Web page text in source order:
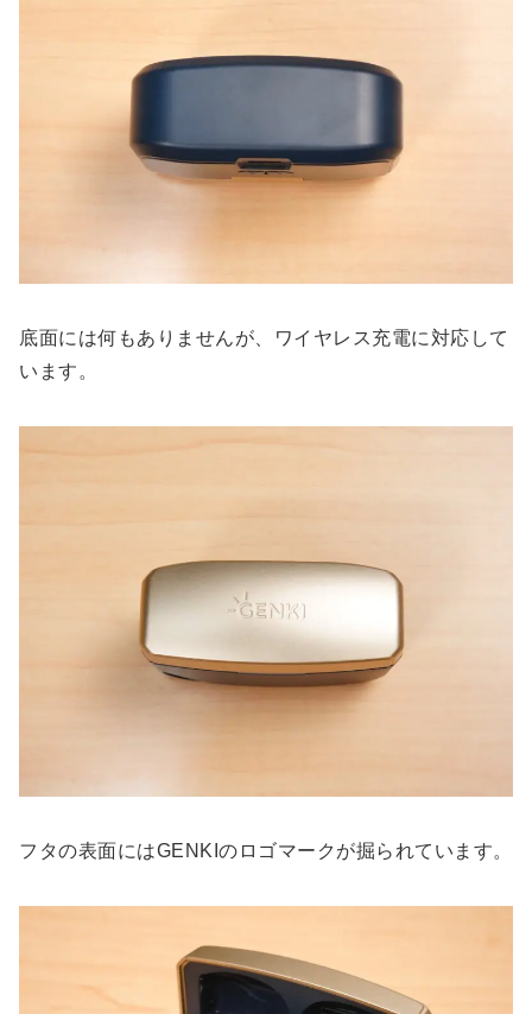
底面には何もありませんが、ワイヤレス充電に対応して
います。
フタの表面にはGENKIのロゴマークが掘られています。